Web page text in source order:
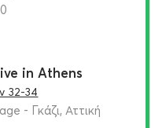
in Athens
32-34
- Γκάζι, Αττική